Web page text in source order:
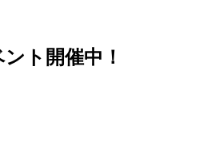
ト開催中！